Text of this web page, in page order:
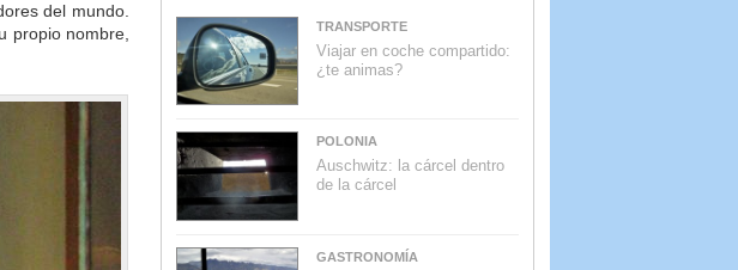
del mundo.
propio nombre,
TRANSPORTE
Viajar en coche compartido:
¿te animas?
POLONIA
Auschwitz: la cárcel dentro
de la cárcel
GASTRONOMÍA